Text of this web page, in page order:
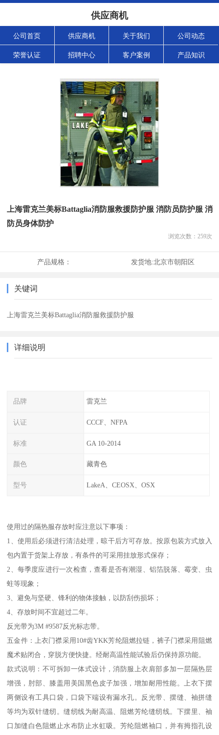
供应商机
公司首页 供应商机 关于我们 公司动态
荣誉认证 招聘中心 客户案例 产品知识
上海雷克兰美标Battaglia消防服救援防护服 消防员防护服 消
防员身体防护
浏览次数： 259次
产品规格： 发货地:北京市朝阳区
关键词
上海雷克兰美标Battaglia消防服救援防护服
详细说明
品牌 雷克兰
认证 CCCF、NFPA
标准 GA 10-2014
颜色 藏青色
型号 LakeA、CEOSX、OSX
使用过的隔热服存放时应注意以下事项：
1、使用后必须进行清洁处理，晾干后方可存放。按原包装方式放入
包内置于货架上存放，有条件的可采用挂放形式保存；
2、每季度应进行一次检查，查看是否有潮湿、铝箔脱落、霉变、虫
蛀等现象；
3、避免与坚硬、锋利的物体接触，以防刮伤损坏；
4、存放时间不宜超过二年。
反光带为3M #9587反光标志带。
五金件：上衣门襟采用10#齿YKK芳纶阻燃拉链，裤子门襟采用阻燃
魔术贴闭合，穿脱方便快捷。经耐高温性能试验后仍保持原功能。
款式说明：不可拆卸一体式设计，消防服上衣肩部多加一层隔热层
增强，肘部、膝盖用美国黑色皮子加强，增加耐用性能。上衣下摆
两侧设有工具口袋，口袋下端设有漏水孔。反光带、摆缝、袖拼缝
等均为双针缝纫。缝纫线为耐高温、阻燃芳纶缝纫线。下摆里、袖
口加缝白色阻燃止水布防止水虹吸。芳纶阻燃袖口，并有拇指孔设